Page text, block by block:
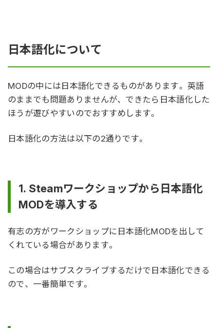
日本語化について
MODの中には日本語化できるものがあります。英語
のままでも問題ありませんが、できたら日本語化した
ほうが遊びやすいのでおすすめします。
日本語化の方法は以下の2通りです。
1. Steamワークショップから日本語化
MODを導入する
有志の方がワークショップに日本語化MODを出して
くれている場合があります。
この場合はサブスクライブするだけで日本語化できる
ので、一番簡単です。